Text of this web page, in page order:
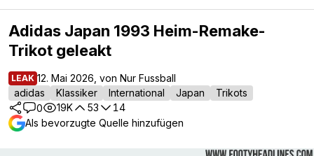
Adidas Japan 1993 Heim-Remake-
Trikot geleakt
LEAK 12. Mai 2026, von Nur Fussball
adidas
Klassiker International Japan
Trikots
0
19K 53
14
Als bevorzugte Quelle hinzufügen